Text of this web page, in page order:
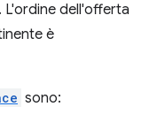
L'ordine dell'offerta
è
sono: